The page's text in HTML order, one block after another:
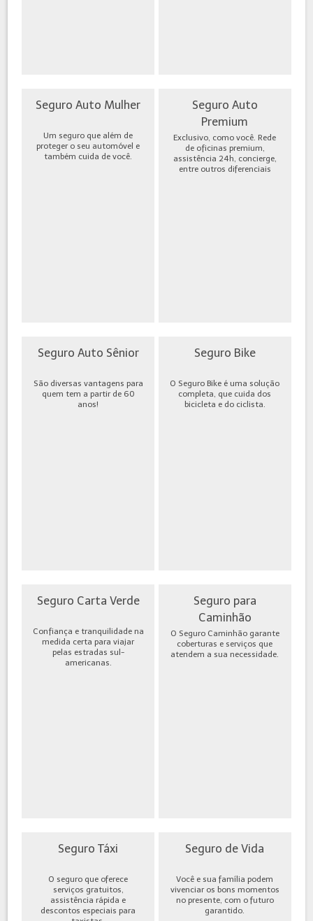
Seguro Auto Mulher
Um seguro que além de
proteger o seu automóvel e
também cuida de você.
Seguro Auto
Premium
Exclusivo, como você. Rede
de oficinas premium,
assistência 24h, concierge,
entre outros diferenciais
Seguro Auto Sênior
São diversas vantagens para
quem tem a partir de 60
anos!
Seguro Bike
O Seguro Bike é uma solução
completa, que cuida dos
bicicleta e do ciclista.
Seguro Carta Verde
Confiança e tranquilidade na
medida certa para viajar
pelas estradas sul-
americanas.
Seguro para
Caminhão
O Seguro Caminhão garante
coberturas e serviços que
atendem a sua necessidade.
Seguro Táxi
O seguro que oferece
serviços gratuitos,
assistência rápida e
descontos especiais para
Seguro de Vida
Você e sua família podem
vivenciar os bons momentos
no presente, com o futuro
garantido.